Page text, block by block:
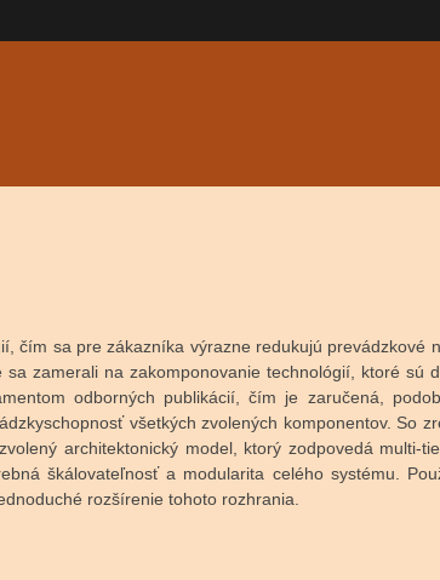
čím sa pre zákazníka výrazne redukujú prevádzkové
zamerali na zakomponovanie technológií, ktoré sú
odborných publikácií, čím je zaručená,
všetkých zvolených komponentov. So
architektonický model, ktorý zodpovedá multi-
škálovateľnosť a modularita celého systému.
rozšírenie tohoto rozhrania.